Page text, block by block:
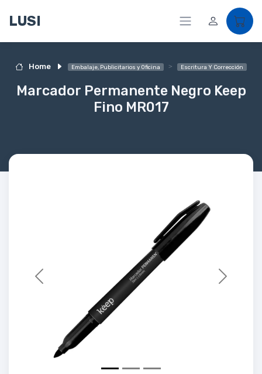
LUSI
Home Embalaje, Publicitarios y Oficina Escritura Y Corrección
Marcador Permanente Negro Keep
Fino MR017
Previous Next